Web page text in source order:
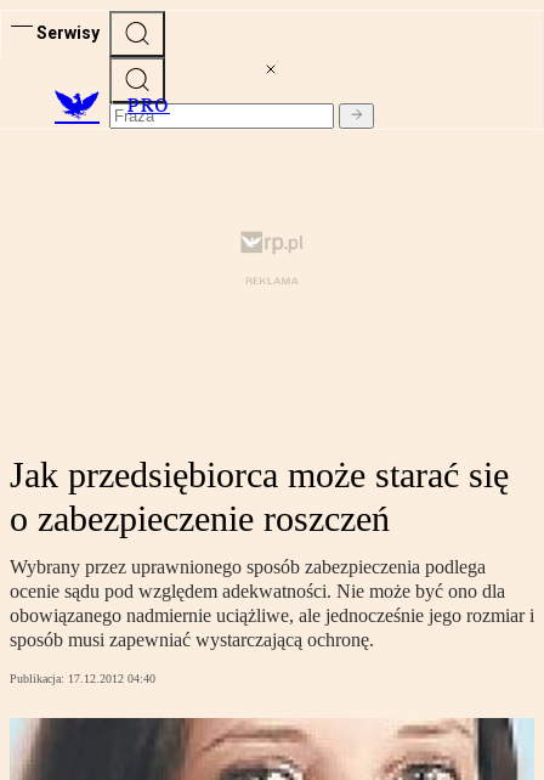
Serwisy
PRO
Jak przedsiębiorca może starać się
o zabezpieczenie roszczeń
Wybrany przez uprawnionego sposób zabezpieczenia podlega
ocenie sądu pod względem adekwatności. Nie może być ono dla
obowiązanego nadmiernie uciążliwe, ale jednocześnie jego rozmiar i
sposób musi zapewniać wystarczającą ochronę.
Publikacja: 17.12.2012 04:40